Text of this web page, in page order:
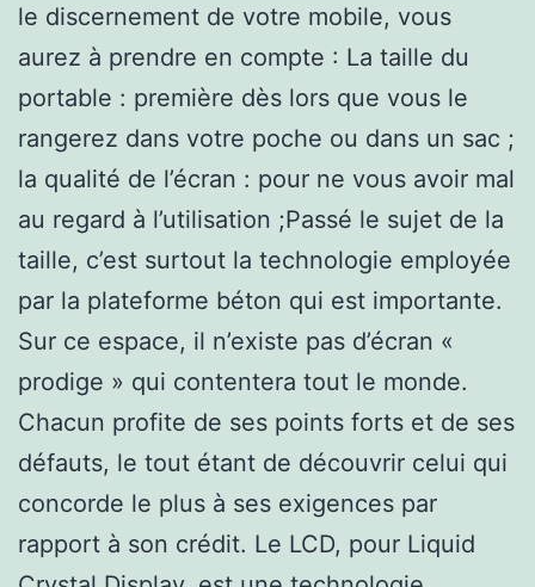
le discernement de votre mobile, vous
aurez à prendre en compte : La taille du
portable : première dès lors que vous le
rangerez dans votre poche ou dans un sac ;
la qualité de l’écran : pour ne vous avoir mal
au regard à l’utilisation ;Passé le sujet de la
taille, c’est surtout la technologie employée
par la plateforme béton qui est importante.
Sur ce espace, il n’existe pas d’écran «
prodige » qui contentera tout le monde.
Chacun profite de ses points forts et de ses
défauts, le tout étant de découvrir celui qui
concorde le plus à ses exigences par
rapport à son crédit. Le LCD, pour Liquid